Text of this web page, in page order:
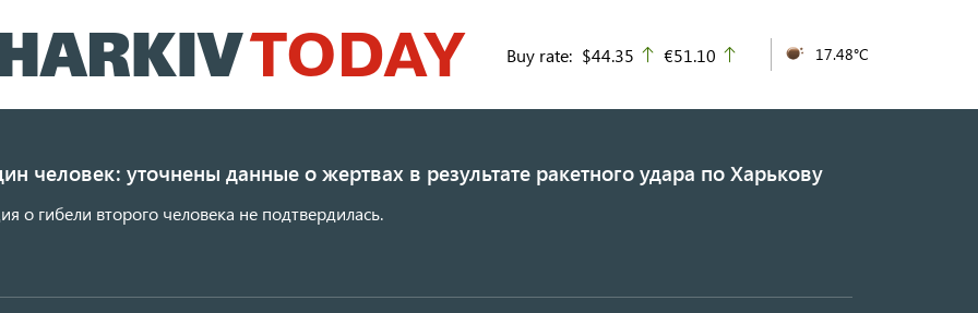
к
основному
Buy rate: $44.35 up
€51.10 17.48°C
человек: уточнены данные о жертвах в результате ракетного удара по Харькову
о гибели второго человека не подтвердилась.